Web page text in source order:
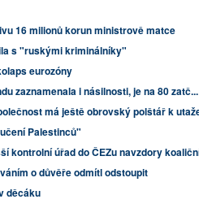
16 milionů korun ministrově matce
s "ruskými kriminálníky"
eurozóny
zaznamenala i násilnosti, je na 80 zatč...
má ještě obrovský polštář k
Palestinců"
kontrolní úřad do ČEZu navzdory
o důvěře odmítl odstoupit
děcáku